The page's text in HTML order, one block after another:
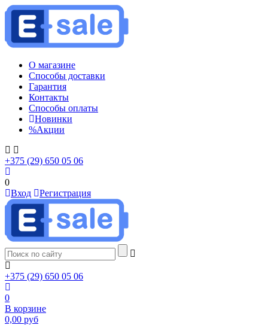
О магазине
Способы доставки
Гарантия
Контакты
Способы оплаты
Новинки
%Акции
+375 (29) 650 05 06
0
Вход
Регистрация
+375 (29) 650 05 06
0
В корзине
0,00 руб